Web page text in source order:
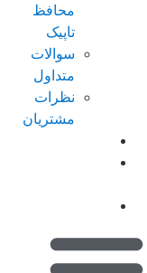
محافظ
تاپیک
سوالات
متداول
نظرات
مشتریان